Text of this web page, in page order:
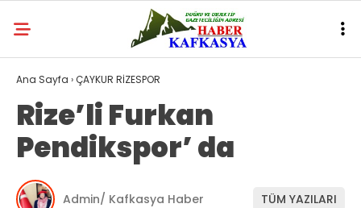
Ana Sayfa ›ÇAYKUR RİZESPOR
Rize’li Furkan
Pendikspor’ da
Admin/ Kafkasya Haber TÜM YAZILARI